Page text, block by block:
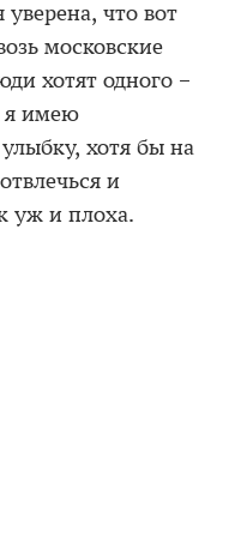
что вот
московские
хотят одного –
я имею
хотя бы на
и
уж и плоха.